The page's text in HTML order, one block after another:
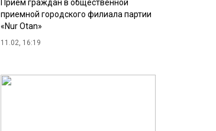
Прием граждан в общественной
приемной городского филиала партии
«Nur Otan»
11.02, 16:19